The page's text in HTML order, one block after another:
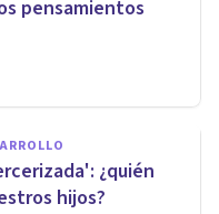
pensamientos
¿quién
hijos?